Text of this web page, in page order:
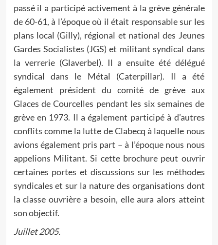
passé il a participé activement à la grève générale
de 60-61, à l’époque où il était responsable sur les
plans local (Gilly), régional et national des Jeunes
Gardes Socialistes (JGS) et militant syndical dans
la verrerie (Glaverbel). Il a ensuite été délégué
syndical dans le Métal (Caterpillar). Il a été
également président du comité de grève aux
Glaces de Courcelles pendant les six semaines de
grève en 1973. Il a également participé à d’autres
conflits comme la lutte de Clabecq à laquelle nous
avions également pris part – à l’époque nous nous
appelions Militant. Si cette brochure peut ouvrir
certaines portes et discussions sur les méthodes
syndicales et sur la nature des organisations dont
la classe ouvrière a besoin, elle aura alors atteint
son objectif.
Juillet 2005.